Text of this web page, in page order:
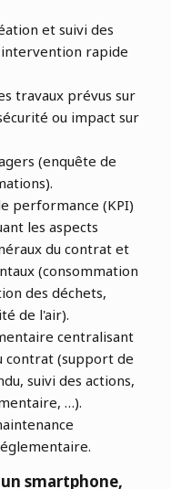
et suivi des
rapide
travaux prévus sur
ou impact sur
(enquête de
performance (KPI)
les aspects
du contrat et
(consommation
des déchets,
de l'air).
centralisant
contrat (support de
suivi des actions,
…).
smartphone,